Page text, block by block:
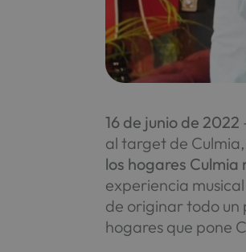
16 de junio de 2022
al target de
los hogares
experiencia
de originar todo un
hogares que pone